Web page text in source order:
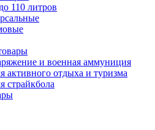
110 литров
и военная аммуниция
активного отдыха и туризма
страйкбола